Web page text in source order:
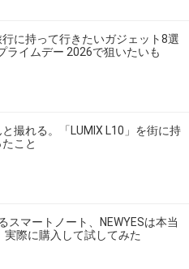
に持って行きたいガジェット8選
ライムデー 2026で狙いたいも
撮れる。「LUMIX L10」を街に持
こと
スマートノート、NEWYESは本当
実際に購入して試してみた